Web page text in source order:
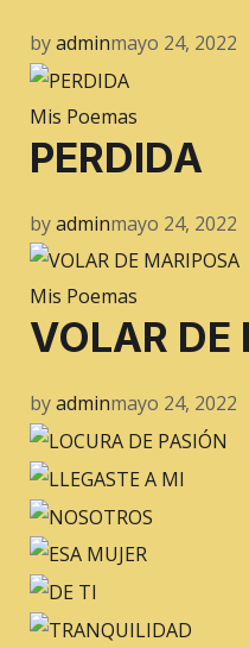
byadminmayo 24, 2022
Mis Poemas
PERDIDA
byadminmayo 24, 2022
Mis Poemas
VOLAR DE
byadminmayo 24, 2022